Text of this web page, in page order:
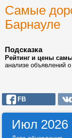
Самые
Барнауле
Подсказка
Рейтинг и цены
анализе объявлений
FB
Июл 2026